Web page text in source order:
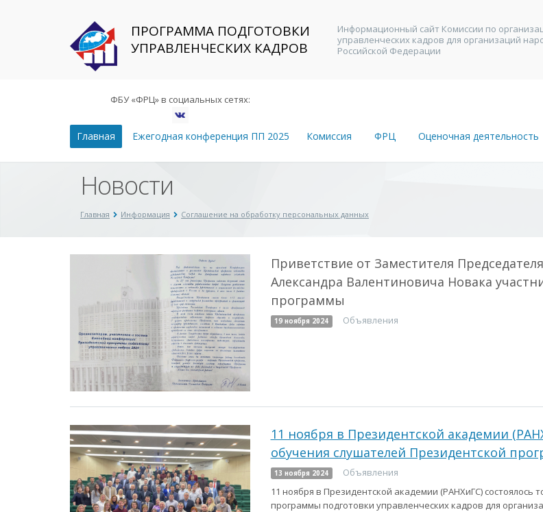
ПРОГРАММА ПОДГОТОВКИ
УПРАВЛЕНЧЕСКИХ КАДРОВ
Информационный сайт Комиссии по
управленческих кадров для организаций
Российской Федерации
ФБУ «ФРЦ» в социальных сетях:
Главная Ежегодная конференция ПП 2025 Комиссия ФРЦ Оценочная деятельность
Новости
Главная Информация Соглашение на обработку персональных данных
Приветствие от Заместителя
Александра Валентиновича Новака
программы
19 ноября 2024 Объявления
11 ноября в Президентской академии
обучения слушателей Президентской
13 ноября 2024
Объявления
11 ноября в Президентской академии (РАНХиГС)
программы подготовки управленческих кадров для